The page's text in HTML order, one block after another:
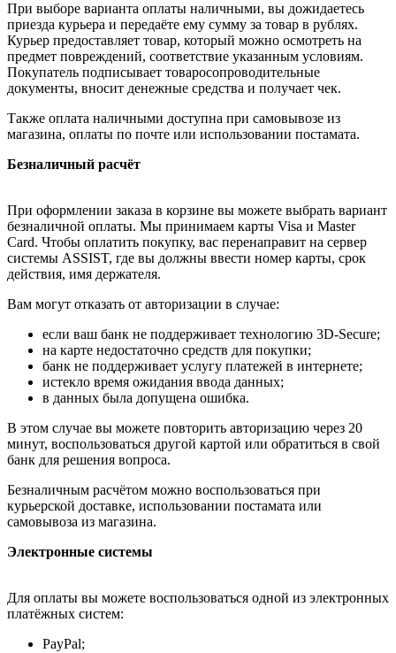
При выборе варианта оплаты наличными, вы дожидаетесь
приезда курьера и передаёте ему сумму за товар в рублях.
Курьер предоставляет товар, который можно осмотреть на
предмет повреждений, соответствие указанным условиям.
Покупатель подписывает товаросопроводительные
документы, вносит денежные средства и получает чек.
Также оплата наличными доступна при самовывозе из
магазина, оплаты по почте или использовании постамата.
Безналичный расчёт
При оформлении заказа в корзине вы можете выбрать вариант
безналичной оплаты. Мы принимаем карты Visa и Master
Card. Чтобы оплатить покупку, вас перенаправит на сервер
системы ASSIST, где вы должны ввести номер карты, срок
действия, имя держателя.
Вам могут отказать от авторизации в случае:
если ваш банк не поддерживает технологию 3D-Secure;
на карте недостаточно средств для покупки;
банк не поддерживает услугу платежей в интернете;
истекло время ожидания ввода данных;
в данных была допущена ошибка.
В этом случае вы можете повторить авторизацию через 20
минут, воспользоваться другой картой или обратиться в свой
банк для решения вопроса.
Безналичным расчётом можно воспользоваться при
курьерской доставке, использовании постамата или
самовывоза из магазина.
Электронные системы
Для оплаты вы можете воспользоваться одной из электронных
платёжных систем:
PayPal;